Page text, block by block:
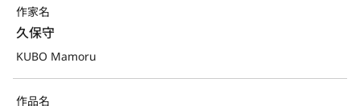
作家名
久保守
KUBO Mamoru
作品名